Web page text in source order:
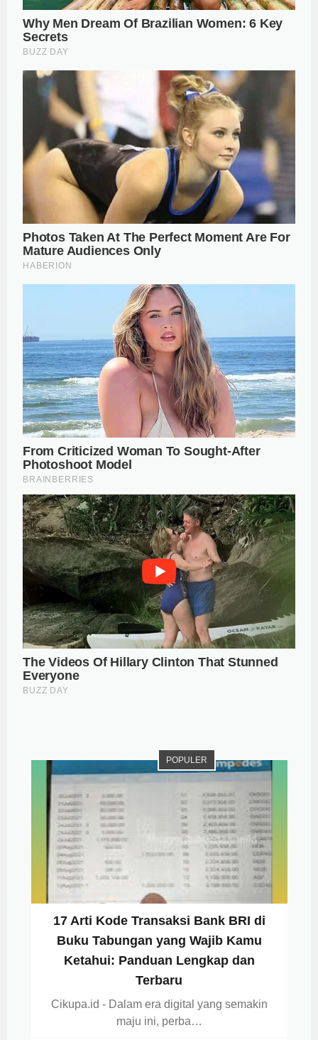
POPULER
17 Arti Kode Transaksi Bank BRI di
Buku Tabungan yang Wajib Kamu
Ketahui: Panduan Lengkap dan
Terbaru
Cikupa.id - Dalam era digital yang semakin
maju ini, perba…